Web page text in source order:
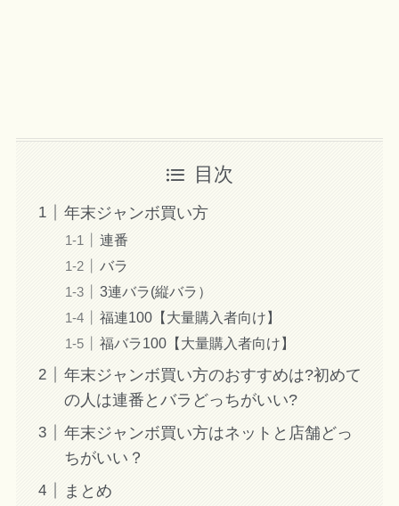
目次
年末ジャンボ買い方
連番
バラ
3連バラ(縦バラ）
福連100【大量購入者向け】
福バラ100【大量購入者向け】
年末ジャンボ買い方のおすすめは?初めて
の人は連番とバラどっちがいい?
年末ジャンボ買い方はネットと店舗どっ
ちがいい？
まとめ